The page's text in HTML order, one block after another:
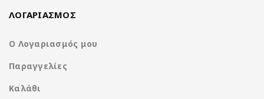
ΛΟΓΑΡΙΑΣΜΟΣ
Ο Λογαριασμός μου
Παραγγελίες
Καλάθι